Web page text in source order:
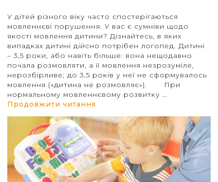
У дітей різного віку часто спостерігаються
мовленнєві порушення. У вас є сумніви щодо
якості мовлення дитини? Дізнайтесь, в яких
випадках дитині дійсно потрібен логопед. Дитині
– 3,5 роки, або навіть більше: вона нещодавно
почала розмовляти, а її мовлення незрозуміле,
нерозбірливе; до 3,5 років у неї не сформувалось
мовлення («дитина не розмовляє»). При
нормальному мовленнєвому розвитку …
Продовжити читання